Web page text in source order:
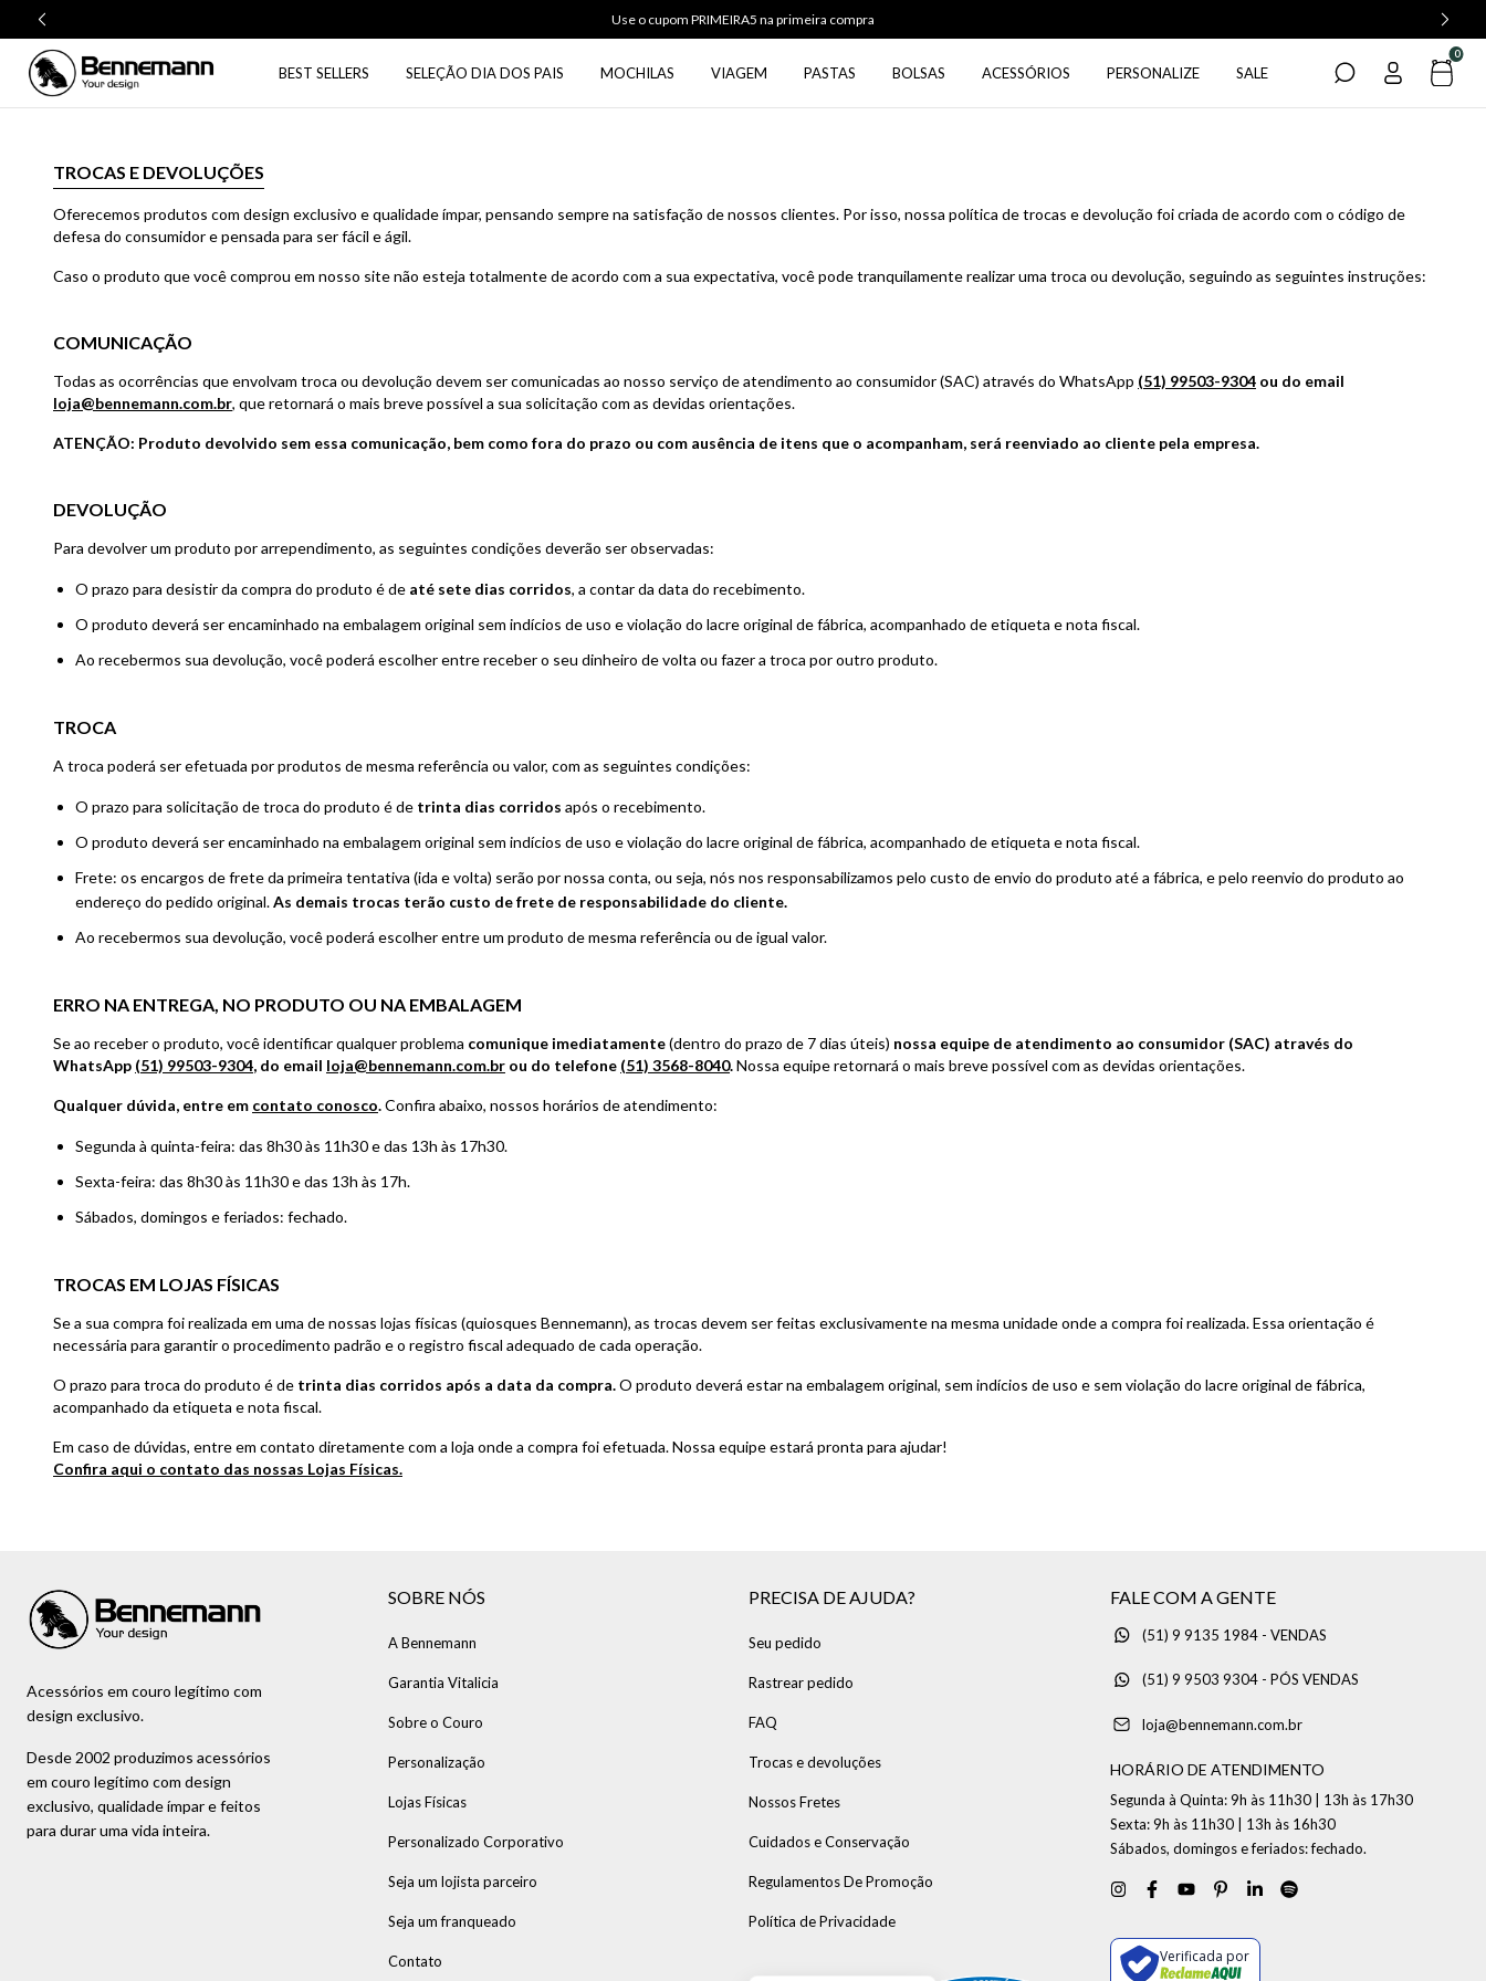
Use o cupom PRIMEIRA5 na primeira compra
BEST SELLERS SELEÇÃO DIA DOS PAIS MOCHILAS VIAGEM PASTAS BOLSAS ACESSÓRIOS PERSONALIZE SALE
0
TROCAS E DEVOLUÇÕES
Oferecemos produtos com design exclusivo e qualidade ímpar, pensando sempre na satisfação de nossos clientes. Por isso, nossa política de trocas e devolução foi criada de acordo com o código de
defesa do consumidor e pensada para ser fácil e ágil.
Caso o produto que você comprou em nosso site não esteja totalmente de acordo com a sua expectativa, você pode tranquilamente realizar uma troca ou devolução, seguindo as seguintes instruções:
COMUNICAÇÃO
Todas as ocorrências que envolvam troca ou devolução devem ser comunicadas ao nosso serviço de atendimento ao consumidor (SAC) através do WhatsApp (51) 99503-9304 ou do email
loja@bennemann.com.br, que retornará o mais breve possível a sua solicitação com as devidas orientações.
ATENÇÃO: Produto devolvido sem essa comunicação, bem como fora do prazo ou com ausência de itens que o acompanham, será reenviado ao cliente pela empresa.
DEVOLUÇÃO
Para devolver um produto por arrependimento, as seguintes condições deverão ser observadas:
O prazo para desistir da compra do produto é de até sete dias corridos, a contar da data do recebimento.
O produto deverá ser encaminhado na embalagem original sem indícios de uso e violação do lacre original de fábrica, acompanhado de etiqueta e nota fiscal.
Ao recebermos sua devolução, você poderá escolher entre receber o seu dinheiro de volta ou fazer a troca por outro produto.
TROCA
A troca poderá ser efetuada por produtos de mesma referência ou valor, com as seguintes condições:
O prazo para solicitação de troca do produto é de trinta dias corridos após o recebimento.
O produto deverá ser encaminhado na embalagem original sem indícios de uso e violação do lacre original de fábrica, acompanhado de etiqueta e nota fiscal.
Frete: os encargos de frete da primeira tentativa (ida e volta) serão por nossa conta, ou seja, nós nos responsabilizamos pelo custo de envio do produto até a fábrica, e pelo reenvio do produto ao
endereço do pedido original.As demais trocas terão custo de frete de responsabilidade do cliente.
Ao recebermos sua devolução, você poderá escolher entre um produto de mesma referência ou de igual valor.
ERRO NA ENTREGA, NO PRODUTO OU NA EMBALAGEM
Se ao receber o produto, você identificar qualquer problema comunique imediatamente(dentro do prazo de 7 dias úteis) nossa equipe de atendimento ao consumidor (SAC) através do
WhatsApp (51) 99503-9304, do email loja@bennemann.com.br ou do telefone (51) 3568-8040.Nossa equipe retornará o mais breve possível com as devidas orientações.
Qualquer dúvida, entre em contato conosco.Confira abaixo, nossos horários de atendimento:
Segunda à quinta-feira: das 8h30 às 11h30 e das 13h às 17h30.
Sexta-feira: das 8h30 às 11h30 e das 13h às 17h.
Sábados, domingos e feriados: fechado.
TROCAS EM LOJAS FÍSICAS
Se a sua compra foi realizada em uma de nossas lojas físicas (quiosques Bennemann), as trocas devem ser feitas exclusivamente na mesma unidade onde a compra foi realizada. Essa orientação é
necessária para garantir o procedimento padrão e o registro fiscal adequado de cada operação.
O prazo para troca do produto é de trinta dias corridos após a data da compra.O produto deverá estar na embalagem original, sem indícios de uso e sem violação do lacre original de fábrica,
acompanhado da etiqueta e nota fiscal.
Em caso de dúvidas, entre em contato diretamente com a loja onde a compra foi efetuada. Nossa equipe estará pronta para ajudar!
Confira aqui o contato das nossas Lojas Físicas.
Acessórios em couro legítimo com
design exclusivo.
Desde 2002 produzimos acessórios
em couro legítimo com design
exclusivo, qualidade ímpar e feitos
para durar uma vida inteira.
SOBRE NÓS
A Bennemann
Garantia Vitalicia
Sobre o Couro
Personalização
Lojas Físicas
Personalizado Corporativo
Seja um lojista parceiro
Seja um franqueado
Contato
PRECISA DE AJUDA?
Seu pedido
Rastrear pedido
FAQ
Trocas e devoluções
Nossos Fretes
Cuidados e Conservação
Regulamentos De Promoção
Política de Privacidade
FALE COM A GENTE
(51) 9 9135 1984 - VENDAS
(51) 9 9503 9304 - PÓS VENDAS
loja@bennemann.com.br
HORÁRIO DE ATENDIMENTO
Segunda à Quinta: 9h às 11h30 | 13h às 17h30
Sexta: 9h às 11h30 | 13h às 16h30
Sábados, domingos e feriados: fechado.
Verificada por